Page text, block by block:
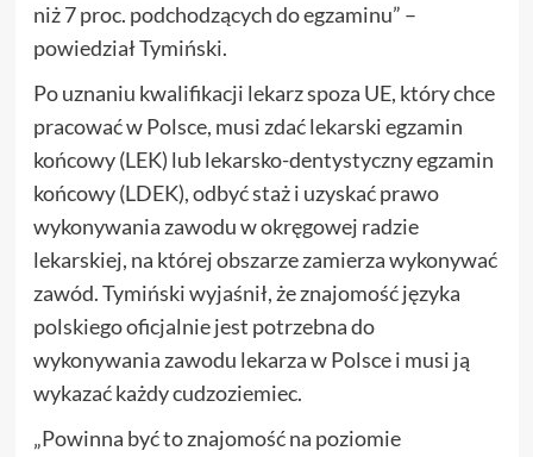
niż 7 proc. podchodzących do egzaminu” –
powiedział Tymiński.
Po uznaniu kwalifikacji lekarz spoza UE, który chce
pracować w Polsce, musi zdać lekarski egzamin
końcowy (LEK) lub lekarsko-dentystyczny egzamin
końcowy (LDEK), odbyć staż i uzyskać prawo
wykonywania zawodu w okręgowej radzie
lekarskiej, na której obszarze zamierza wykonywać
zawód. Tymiński wyjaśnił, że znajomość języka
polskiego oficjalnie jest potrzebna do
wykonywania zawodu lekarza w Polsce i musi ją
wykazać każdy cudzoziemiec.
„Powinna być to znajomość na poziomie